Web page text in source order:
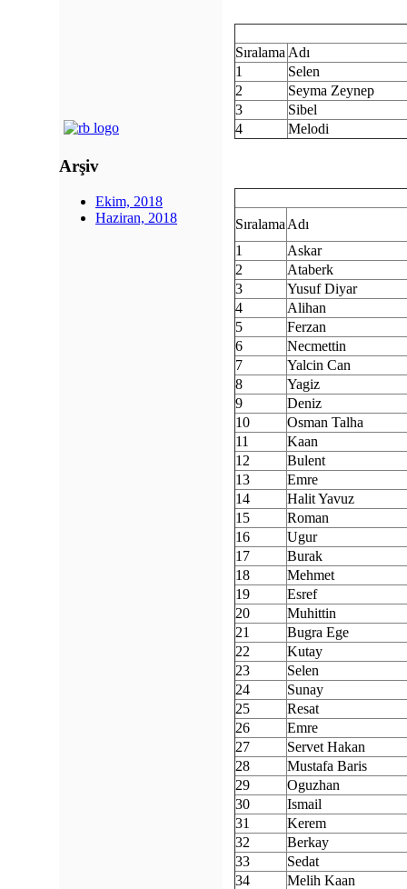
Arşiv
Ekim, 2018
Haziran, 2018
Sıralama Adı
1
Selen
2
Seyma Zeynep
3
Sibel
4
Melodi
Sıralama Adı
1
Askar
2
Ataberk
3
Yusuf Diyar
4
Alihan
5
Ferzan
6
Necmettin
7
Yalcin Can
8
Yagiz
9
Deniz
10
Osman Talha
11
Kaan
12
Bulent
13
Emre
14
Halit Yavuz
15
Roman
16
Ugur
17
Burak
18
Mehmet
19
Esref
20
Muhittin
21
Bugra Ege
22
Kutay
23
Selen
24
Sunay
25
Resat
26
Emre
27
Servet Hakan
28
Mustafa Baris
29
Oguzhan
30
Ismail
31
Kerem
32
Berkay
33
Sedat
34
Melih Kaan